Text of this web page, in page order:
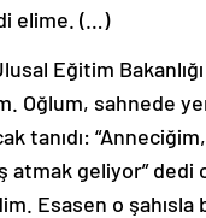
elime. (…)
Eğitim
Oğlum, sahnede
tanıdı:
atmak geliyor”
Esasen o şahısla